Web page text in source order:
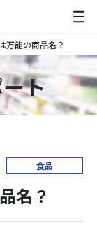
万能の商品名？
ト
食品
名？